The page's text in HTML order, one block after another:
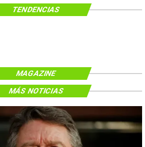
TENDENCIAS
MAGAZINE
MÁS NOTICIAS